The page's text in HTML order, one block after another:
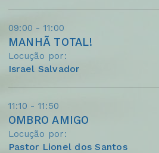
09:00 - 11:00
MANHÃ TOTAL!
Locução por:
Israel Salvador
11:10 - 11:50
OMBRO AMIGO
Locução por:
Pastor Lionel dos Santos